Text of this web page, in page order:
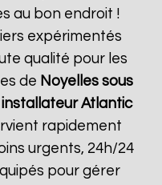
au bon endroit !
expérimentés
qualité pour les
de Noyelles sous
Atlantic
rapidement
urgents, 24h/24
pour gérer